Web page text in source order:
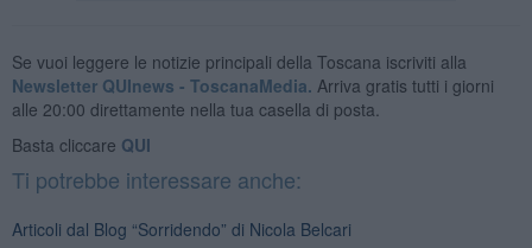
Se vuoi leggere le notizie principali della Toscana iscriviti alla
Newsletter QUInews - ToscanaMedia. Arriva gratis tutti i giorni
alle 20:00 direttamente nella tua casella di posta.
Basta cliccare QUI
Ti potrebbe interessare anche:
Articoli dal Blog “Sorridendo” di Nicola Belcari